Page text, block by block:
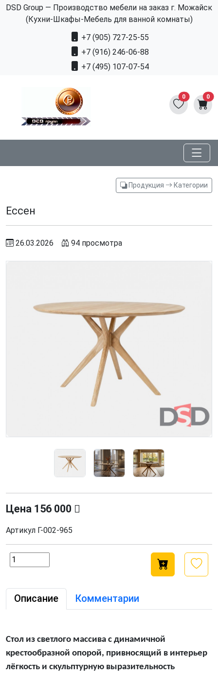
DSD Group — Производство мебели на заказ г. Можайск
(Кухни-Шкафы-Мебель для ванной комнаты)
+7 (905) 727-25-55
+7 (916) 246-06-88
+7 (495) 107-07-54
0 0
Продукция Категории
Ессен
26.03.2026 94 просмотра
Цена 156 000
Артикул Г-002-965
Описание Комментарии
Стол из светлого массива с динамичной
крестообразной опорой, привносящий в интерьер
лёгкость и скульптурную выразительность